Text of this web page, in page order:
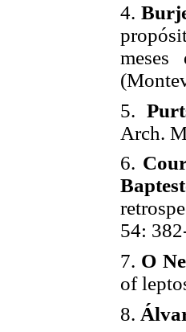
4.
5.
Arch.
6.
54:
7. O
of
8.